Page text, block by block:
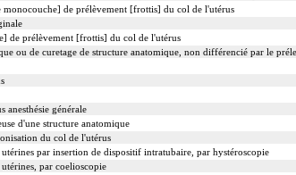
de prélèvement [frottis] du col de l'utérus
de prélèvement [frottis] du col de l'utérus
ou de curetage de structure anatomique, non différencié par le
anesthésie générale
d'une structure anatomique
du col de l'utérus
par insertion de dispositif intratubaire, par hystéroscopie
par coelioscopie